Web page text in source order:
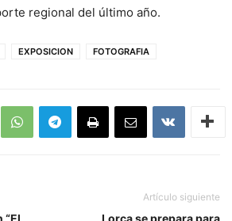
regional del último año.
EXPOSICION FOTOGRAFIA
“El
Artículo siguiente
Lorca se prepara para